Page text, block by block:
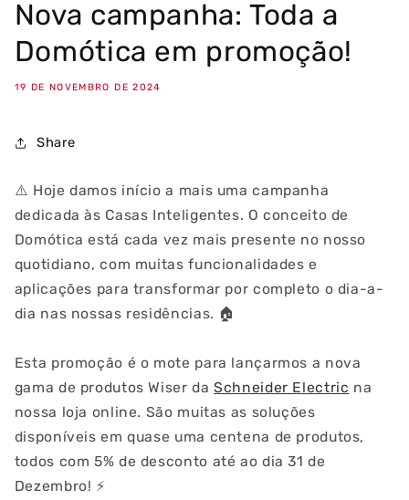
Nova campanha: Toda a
Domótica em promoção!
19 DE NOVEMBRO DE 2024
Share
⚠️ Hoje damos início a mais uma campanha
dedicada às Casas Inteligentes. O conceito de
Domótica está cada vez mais presente no nosso
quotidiano, com muitas funcionalidades e
aplicações para transformar por completo o dia-a-
dia nas nossas residências. 🏠
Esta promoção é o mote para lançarmos a nova
gama de produtos Wiser daSchneider Electric na
nossa loja online. São muitas as soluções
disponíveis em quase uma centena de produtos,
todos com 5% de desconto até ao dia 31 de
Dezembro! ⚡️